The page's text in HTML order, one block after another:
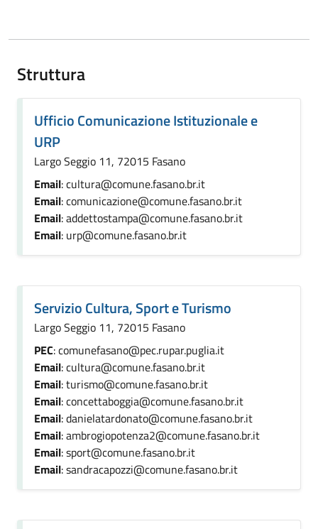
Struttura
Ufficio Comunicazione Istituzionale e
URP
Largo Seggio 11, 72015 Fasano
Email: cultura@comune.fasano.br.it
Email: comunicazione@comune.fasano.br.it
Email: addettostampa@comune.fasano.br.it
Email: urp@comune.fasano.br.it
Servizio Cultura, Sport e Turismo
Largo Seggio 11, 72015 Fasano
PEC: comunefasano@pec.rupar.puglia.it
Email: cultura@comune.fasano.br.it
Email: turismo@comune.fasano.br.it
Email: concettaboggia@comune.fasano.br.it
Email: danielatardonato@comune.fasano.br.it
Email: ambrogiopotenza2@comune.fasano.br.it
Email: sport@comune.fasano.br.it
Email: sandracapozzi@comune.fasano.br.it